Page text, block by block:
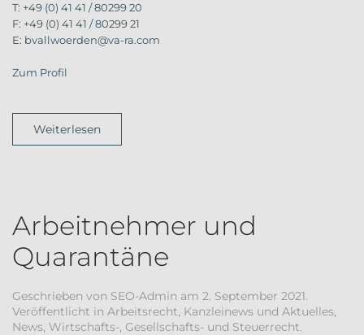
T: +49 (0) 41 41 / 80299 20
F: +49 (0) 41 41 / 80299 21
E: bvallwoerden@va-ra.com
Zum Profil
Weiterlesen
Arbeitnehmer und
Quarantäne
Geschrieben von SEO-Admin am 2. September 2021.
Veröffentlicht in Arbeitsrecht, Kanzleinews und Aktuelles,
News, Wirtschafts-, Gesellschafts- und Steuerrecht.